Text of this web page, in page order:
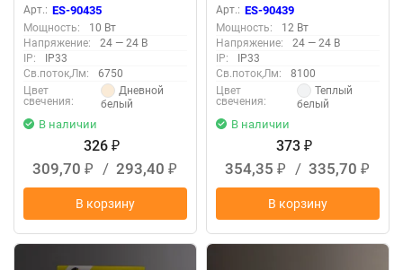
Арт.: ES-90435
Мощность:
10 Вт
Напряжение:
24 — 24 В
IP:
IP33
Св.поток,Лм:
6750
Цвет
свечения:
Дневной
белый
В наличии
326 ₽
309,70 ₽ / 293,40 ₽
В корзину
Арт.: ES-90439
Мощность:
12 Вт
Напряжение:
24 — 24 В
IP:
IP33
Св.поток,Лм:
8100
Цвет
свечения:
Теплый
белый
В наличии
373 ₽
354,35 ₽ / 335,70 ₽
В корзину